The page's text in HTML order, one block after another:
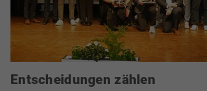
Entscheidungen zählen